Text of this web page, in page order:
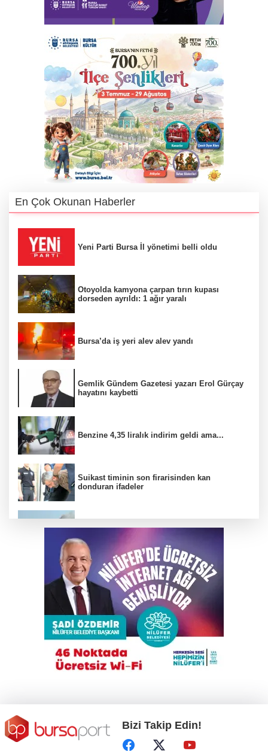
En Çok Okunan Haberler
Yeni Parti Bursa İl yönetimi belli oldu
Otoyolda kamyona çarpan tırın kupası
dorseden ayrıldı: 1 ağır yaralı
Bursa’da iş yeri alev alev yandı
Gemlik Gündem Gazetesi yazarı Erol Gürçay
hayatını kaybetti
Benzine 4,35 liralık indirim geldi ama...
Suikast timinin son firarisinden kan
donduran ifadeler
Mudanya'da tavuk çiftliğinde yangın çıktı
Elini spiral makinesine kaptırdı
Trump İran'la anlaşmadan yana; Ülkeyi taş
devrine döndürmekten söz ediyordu!
Yıldırım’da yıkıma ‘lüks’ engel
Bizi Takip Edin!